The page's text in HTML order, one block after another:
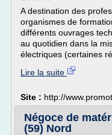
A destination des
organismes de
différents ouvrages
au quotidien dans la
électriques (certaines
Lire la suite
Site : http://
Négoce de
(59) Nord